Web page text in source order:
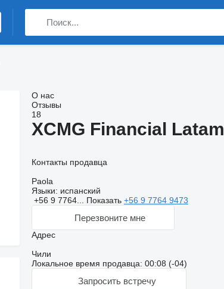
О нас
Отзывы
18
XCMG Financial Latam
Контакты продавца
Paola
Языки: испанский
+56 9 7764... Показать +56 9 7764 9473
Перезвоните мне
Адрес
Чили
Локальное время продавца: 00:08 (-04)
Запросить встречу